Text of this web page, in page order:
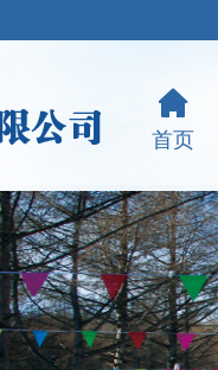
首页